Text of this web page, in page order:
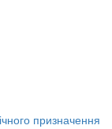
призначення